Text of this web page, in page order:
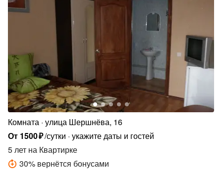
Комната улица Шершнёва, 16
От 1500₽/сутки укажите даты и гостей
5 лет на Квартирке
30% вернётся бонусами